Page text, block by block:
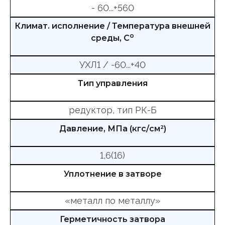
- 60...+560
Климат. исполнение / Температура внешней
среды, Со
УХЛ1 / -60...+40
Тип управления
редуктор, тип РК-Б
Давление, МПа (кгс/см²)
1,6(16)
Уплотнение в затворе
«металл по металлу»
Герметичность затвора